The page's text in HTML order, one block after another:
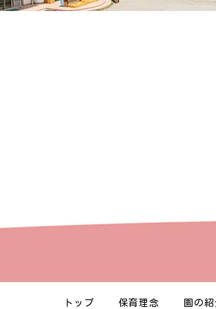
トップ 保育理念 園の